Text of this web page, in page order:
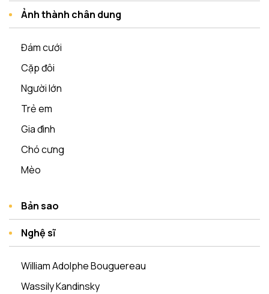
Ảnh thành chân dung
Đám cưới
Cặp đôi
Người lớn
Trẻ em
Gia đình
Chó cưng
Mèo
Bản sao
Nghệ sĩ
William Adolphe Bouguereau
Wassily Kandinsky